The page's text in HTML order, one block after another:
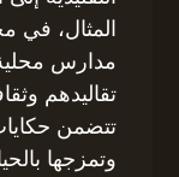
المثال، في
مدارس
تقاليدهم
تتضمن
وتمزجها